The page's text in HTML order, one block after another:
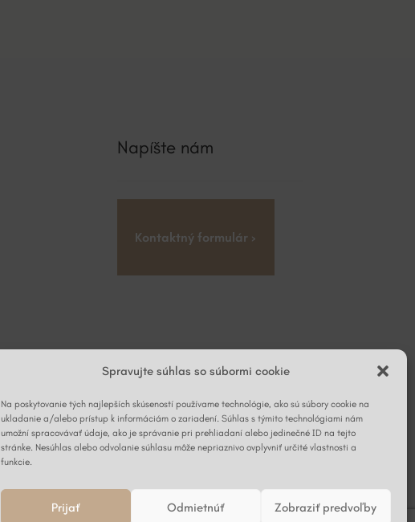
Spravujte súhlas so súbormi cookie
Na poskytovanie tých najlepších skúseností používame technológie, ako sú súbory cookie na
ukladanie a/alebo prístup k informáciám o zariadení. Súhlas s týmito technológiami nám
umožní spracovávať údaje, ako je správanie pri prehliadaní alebo jedinečné ID na tejto
stránke. Nesúhlas alebo odvolanie súhlasu môže nepriaznivo ovplyvniť určité vlastnosti a
funkcie.
Prijať Odmietnúť Zobraziť predvoľby
Napíšte nám
Kontaktný formulár ›